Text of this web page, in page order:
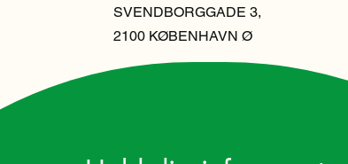
SVENDBORGGADE 3,
2100 KØBENHAVN Ø